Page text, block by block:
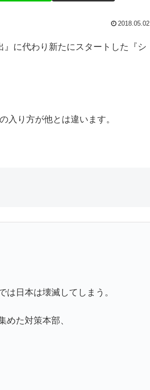
2018.05.02
に代わり新たにスタートした『シ
入り方が他とは違います。
日本は壊滅してしまう。
めた対策本部、